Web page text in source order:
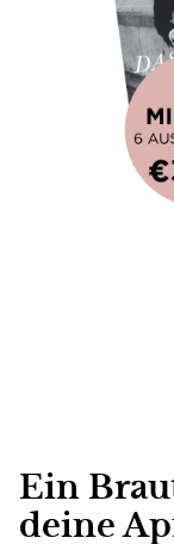
Ein
deine